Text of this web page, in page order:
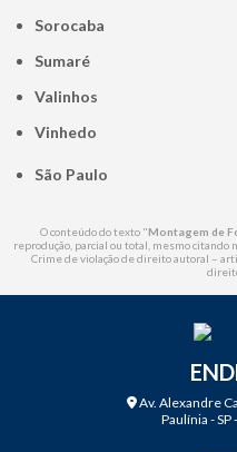
Sorocaba
Sumaré
Valinhos
Vinhedo
São Paulo
O conteúdo do texto "Montagem de
reprodução, parcial ou total, mesmo citando
Crime de violação de direito autoral –
Av. Alexandre
Paulínia -